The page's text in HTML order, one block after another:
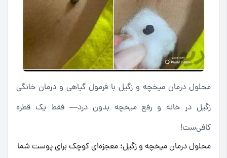
محلول درمان میخچه و زگیل با فرمول گیاهی و درمان خانگی
زگیل در خانه و رفع میخچه بدون درد— فقط یک قطره
کافی‌ست!
محلول درمان میخچه و زگیل؛ معجزه‌ای کوچک برای پوست شما